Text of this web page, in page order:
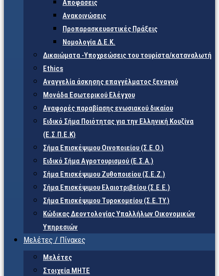
Αποφάσεις
Ανακοινώσεις
Προπαρασκευαστικές Πράξεις
Νομολογία Δ.Ε.Κ.
Δικαιώματα -Υποχρεώσεις του τουρίστα/καταναλωτή
Ethics
Αναγγελία άσκησης επαγγέλματος ξεναγού
Μονάδα Εσωτερικού Ελέγχου
Αναφορές παραβίασης ενωσιακού δικαίου
Ειδικό Σήμα Ποιότητας για την Ελληνική Κουζίνα
(Ε.Σ.Π.Ε.Κ)
Σήμα Επισκέψιμου Οινοποιείου (Σ.Ε.Ο.)
Ειδικό Σήμα Αγροτουρισμού (Ε.Σ.Α.)
Σήμα Επισκέψιμου Ζυθοποιείου (Σ.Ε.Ζ.)
Σήμα Επισκέψιμου Ελαιοτριβείου (Σ.Ε.Ε.)
Σήμα Επισκέψιμου Τυροκομείου (Σ.Ε.TY.)
Κώδικας Δεοντολογίας Υπαλλήλων Οικονομικών
Υπηρεσιών
Μελέτες / Πίνακες
Μελέτες
Στοιχεία ΜΗΤΕ